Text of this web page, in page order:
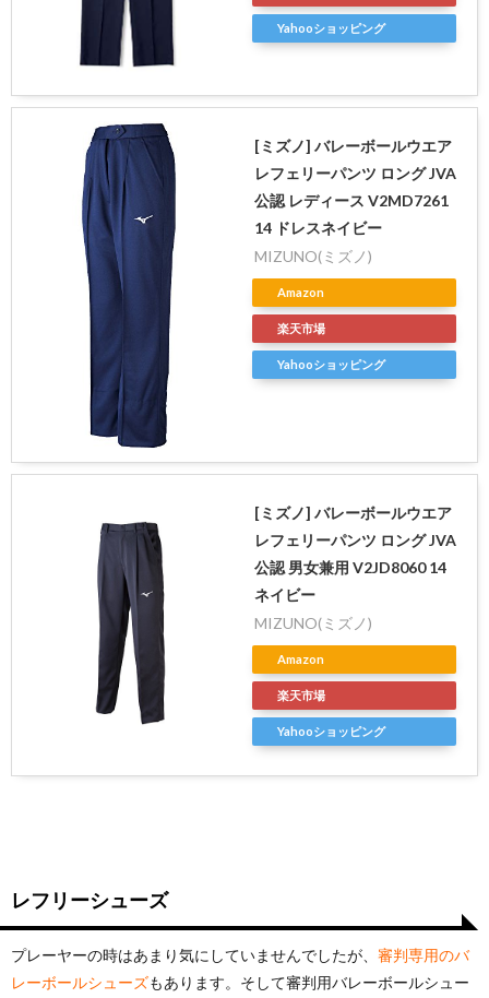
Yahooショッピング
[ミズノ] バレーボールウエア
レフェリーパンツ ロング JVA
公認 レディース V2MD7261
14 ドレスネイビー
MIZUNO(ミズノ)
Amazon
楽天市場
Yahooショッピング
[ミズノ] バレーボールウエア
レフェリーパンツ ロング JVA
公認 男女兼用 V2JD8060 14
ネイビー
MIZUNO(ミズノ)
Amazon
楽天市場
Yahooショッピング
レフリーシューズ
プレーヤーの時はあまり気にしていませんでしたが、 審判専用のバ
レーボールシューズもあります。そして審判用バレーボールシュー